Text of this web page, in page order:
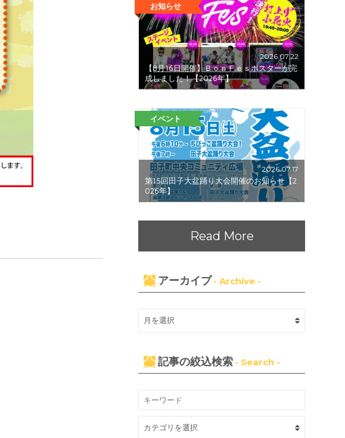
お知らせ
2026.07.22
【8月16日開催】ＢｏｎＦｅｓポスターが完
成しました！【2026年】
イベント
2026.07.17
第15回田子大盆踊り大会開催のお知らせ【2
026年】
Read More
アーカイブ - Archive -
記事の絞込検索 - Search -